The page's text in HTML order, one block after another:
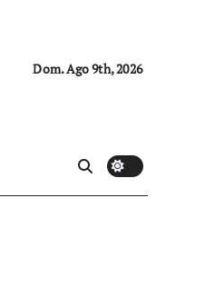
Dom. Ago 9th, 2026